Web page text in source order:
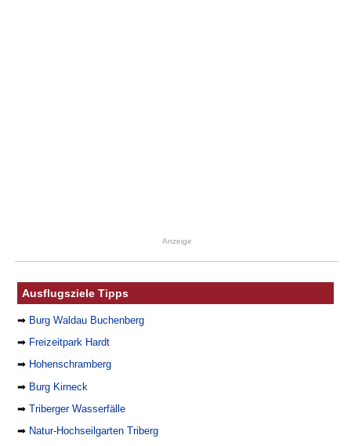
Anzeige
Ausflugsziele Tipps
➡ Burg Waldau Buchenberg
➡ Freizeitpark Hardt
➡ Hohenschramberg
➡ Burg Kirneck
➡Triberger Wasserfälle
➡ Natur-Hochseilgarten Triberg